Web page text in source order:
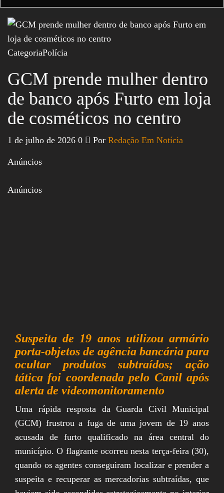
CategoriaPolícia
GCM prende mulher dentro
de banco após Furto em loja
de cosméticos no centro
1 de julho de 2026 0 Por Redação Em Notícia
Anúncios
Anúncios
Suspeita de 19 anos utilizou armário
porta-objetos de agência bancária para
ocultar produtos subtraídos; ação
tática foi coordenada pelo Canil após
alerta de videomonitoramento
Uma rápida resposta da Guarda Civil Municipal
(GCM) frustrou a fuga de uma jovem de 19 anos
acusada de furto qualificado na área central do
município. O flagrante ocorreu nesta terça-feira (30),
quando os agentes conseguiram localizar e prender a
suspeita e recuperar as mercadorias subtraídas, que